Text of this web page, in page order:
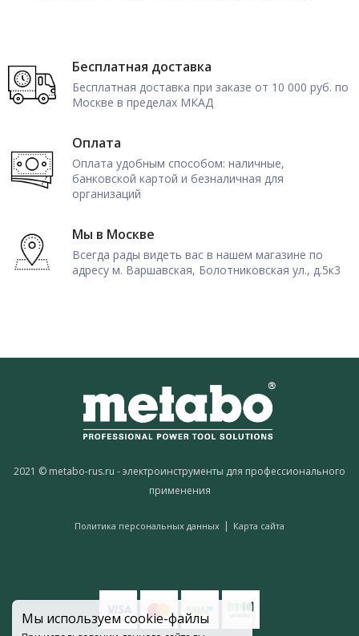
Мы используем cookie-файлы
Бесплатная доставка
Бесплатная доставка при заказе от 10 000 руб. по
Москве в пределах МКАД
Оплата
Оплата удобным способом: наличные,
банковской картой и безналичная для
организаций
Мы в Москве
Всегда рады видеть вас в нашем магазине по
адресу м. Варшавская, Болотниковская ул., д.5к3
2021 © metabo-rus.ru - электроинструменты для профессионального
применения
Политика персональных данных | Карта сайта